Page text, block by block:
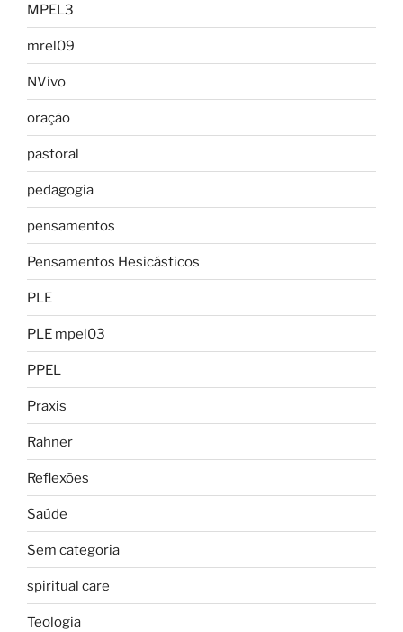
MPEL3
mrel09
NVivo
oração
pastoral
pedagogia
pensamentos
Pensamentos Hesicásticos
PLE
PLE mpel03
PPEL
Praxis
Rahner
Reflexões
Saúde
Sem categoria
spiritual care
Teologia